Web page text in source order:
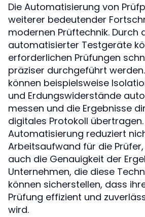
Die Automatisierung von
weiterer bedeutender
modernen Prüftechnik. Durch
automatisierter Testgeräte
erforderlichen Prüfungen
präziser durchgeführt
können beispielsweise
und Erdungswiderstände
messen und die Ergebnisse
digitales Protokoll übertragen.
Automatisierung reduziert
Arbeitsaufwand für die
auch die Genauigkeit der
Unternehmen, die diese
können sicherstellen, dass
Prüfung effizient und
wird.